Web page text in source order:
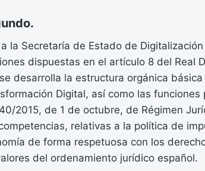
a la Secretaría de Estado de
dispuestas en el artículo 8 del Real
desarrolla la estructura orgánica
Digital, así como las
2015, de 1 de octubre, de Régimen
relativas a la política de
de forma respetuosa con los
del ordenamiento jurídico español.